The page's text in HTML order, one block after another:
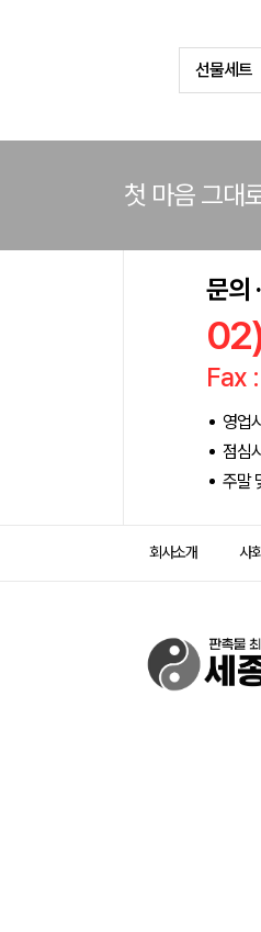
선물세트
첫 마음 그대
문의
Fax
영업
점심
주말
회사소개 사